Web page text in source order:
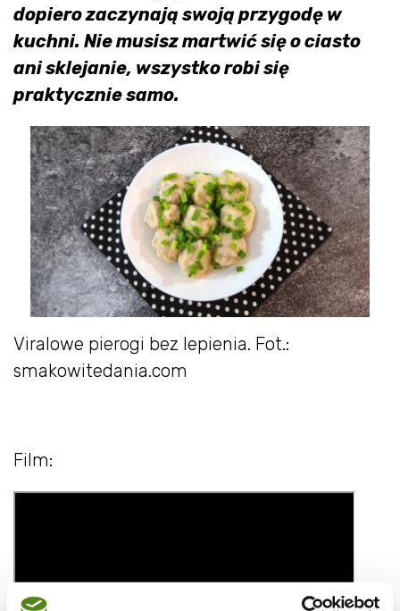
dopiero zaczynają swoją przygodę w
kuchni. Nie musisz martwić się o ciasto
ani sklejanie, wszystko robi się
praktycznie samo.
Viralowe pierogi bez lepienia. Fot.:
smakowitedania.com
Film: